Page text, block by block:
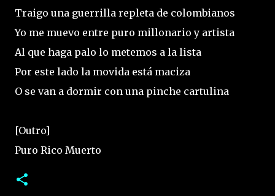
Traigo una guerrilla repleta de colombianos
Yo me muevo entre puro millonario y artista
Al que haga palo lo metemos a la lista
Por este lado la movida está maciza
O se van a dormir con una pinche cartulina
[Outro]
Puro Rico Muerto